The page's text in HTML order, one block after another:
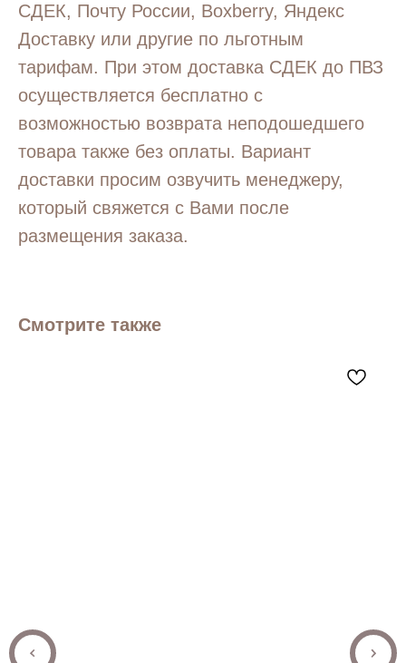
СДЕК, Почту России, Boxberry, Яндекс
Доставку или другие по льготным
тарифам. При этом доставка СДЕК до ПВЗ
осуществляется бесплатно с
возможностью возврата неподошедшего
товара также без оплаты. Вариант
доставки просим озвучить менеджеру,
который свяжется с Вами после
размещения заказа.
Смотрите также